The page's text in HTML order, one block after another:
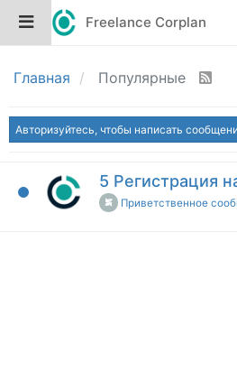
Freelance Corplan
Главная Популярные
Авторизуйтесь, чтобы написать
5 Регистрация
Приветственное